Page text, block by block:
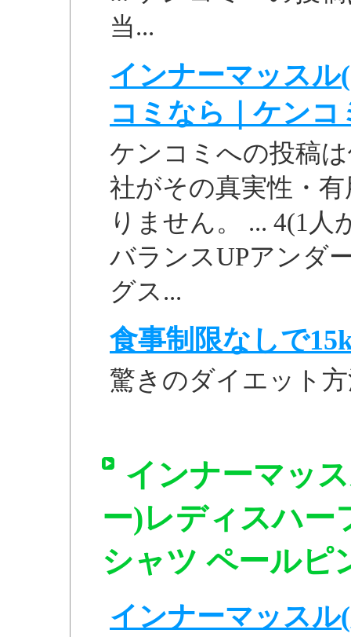
当...
インナーマッス
コミなら｜ケンコ
ケンコミへの投稿
社がその真実性・
りません。 ... 4(1
バランスUPアンダ
グス...
食事制限なしで
驚きのダイエット
インナーマッ
ー)レディスハー
シャツ ペールピ
インナーマッス